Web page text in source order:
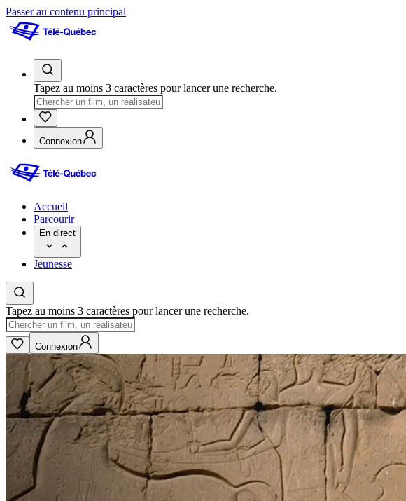
Passer au contenu principal
Tapez au moins 3 caractères pour lancer une recherche.
Connexion
Accueil
Parcourir
En direct
Jeunesse
Tapez au moins 3 caractères pour lancer une recherche.
Connexion